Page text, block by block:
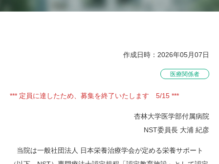
作成日時：2026年05月07日
医療関係者
*** 定員に達したため、募集を終了いたします 5/15 ***
杏林大学医学部付属病院
NST委員長 大浦 紀彦
当院は一般社団法人 日本栄養治療学会が定める栄養サポート